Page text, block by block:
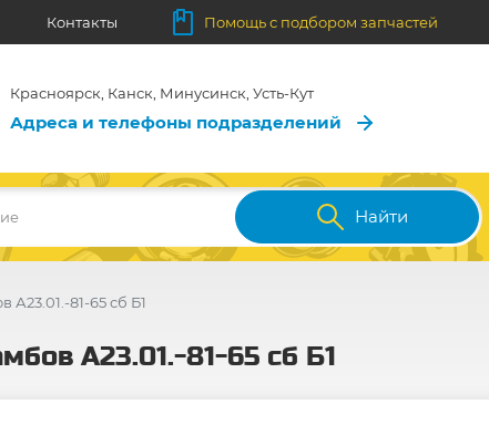
Контакты Помощь с подбором запчастей
Красноярск, Канск, Минусинск, Усть-Кут
Адреса и телефоны подразделений
Найти
А23.01.-81-65 сб Б1
А23.01.-81-65 сб Б1